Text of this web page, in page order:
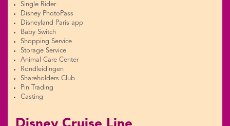
Single Rider
Disney PhotoPass
Disneyland Paris app
Baby Switch
Shopping Service
Storage Service
Animal Care Center
Rondleidingen
Shareholders Club
Pin Trading
Casting